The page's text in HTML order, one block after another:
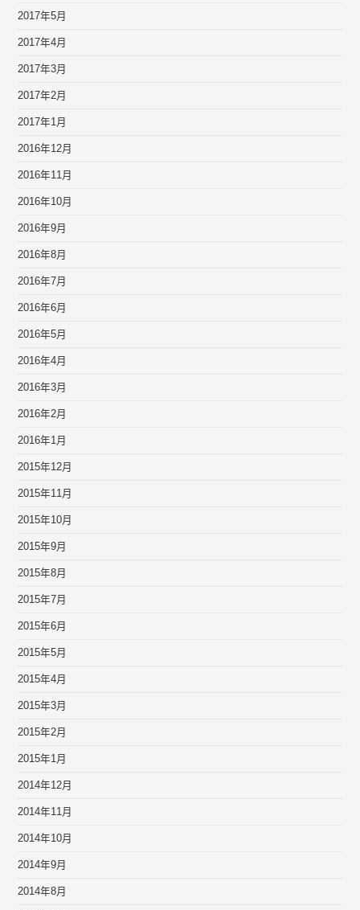
2017年5月
2017年4月
2017年3月
2017年2月
2017年1月
2016年12月
2016年11月
2016年10月
2016年9月
2016年8月
2016年7月
2016年6月
2016年5月
2016年4月
2016年3月
2016年2月
2016年1月
2015年12月
2015年11月
2015年10月
2015年9月
2015年8月
2015年7月
2015年6月
2015年5月
2015年4月
2015年3月
2015年2月
2015年1月
2014年12月
2014年11月
2014年10月
2014年9月
2014年8月